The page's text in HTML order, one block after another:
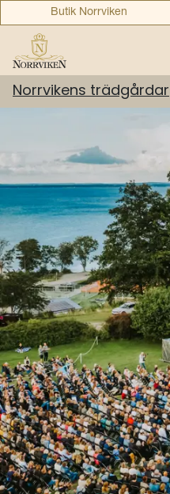
Butik Norrviken
Norrvikens trädgårdar